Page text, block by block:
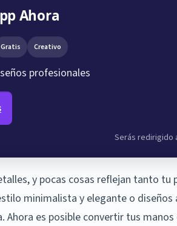
Ahora
Gratis Creativo
profesionales
Serás redirigido
y pocas cosas reflejan tanto
minimalista y elegante o
Ahora es posible convertir tus